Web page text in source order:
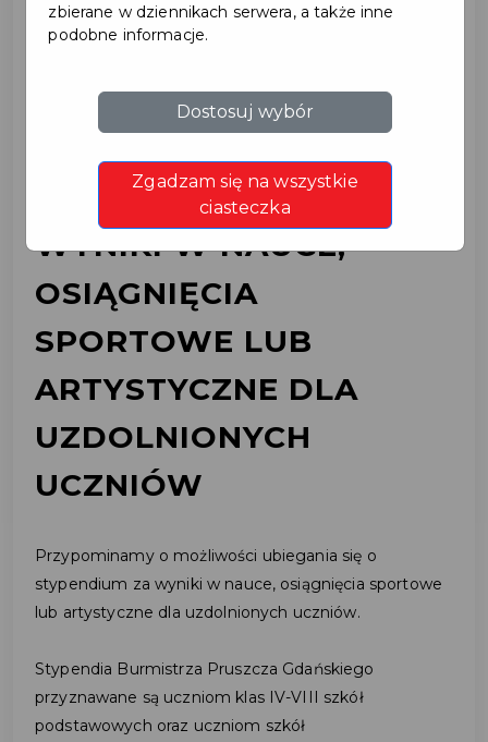
2025-06-11
STYPENDIA
GDAŃSKIEGO ZA
WYNIKI W NAUCE,
OSIĄGNIĘCIA
SPORTOWE LUB
ARTYSTYCZNE DLA
UZDOLNIONYCH
UCZNIÓW
Przypominamy o możliwości ubiegania się o
stypendium za wyniki w nauce, osiągnięcia sportowe
lub artystyczne dla uzdolnionych uczniów.
Stypendia Burmistrza Pruszcza Gdańskiego
przyznawane są uczniom klas IV-VIII szkół
podstawowych oraz uczniom szkół
zbierane w dziennikach serwera, a także inne
podobne informacje.
Dostosuj wybór
Zgadzam się na wszystkie
ciasteczka